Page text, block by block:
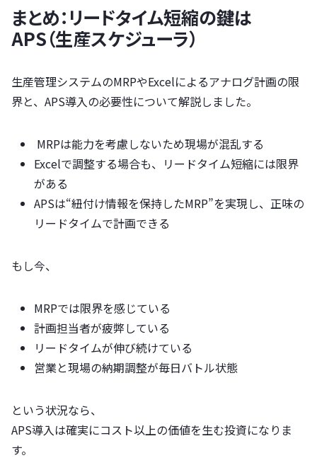
まとめ：リードタイム短縮の鍵は
APS（生産スケジューラ）
生産管理システムのMRPやExcelによるアナログ計画の限
界と、APS導入の必要性について解説しました。
MRPは能力を考慮しないため現場が混乱する
Excelで調整する場合も、リードタイム短縮には限界
がある
APSは“紐付け情報を保持したMRP”を実現し、正味の
リードタイムで計画できる
もし今、
MRPでは限界を感じている
計画担当者が疲弊している
リードタイムが伸び続けている
営業と現場の納期調整が毎日バトル状態
という状況なら、
APS導入は確実にコスト以上の価値を生む投資になりま
す。